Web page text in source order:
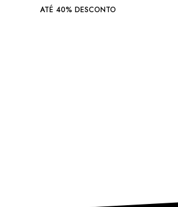
ATÉ 40% DESCONTO